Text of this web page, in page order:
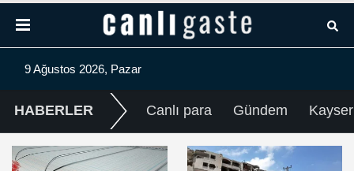
9 Ağustos 2026, Pazar
HABERLER Canlı para Gündem